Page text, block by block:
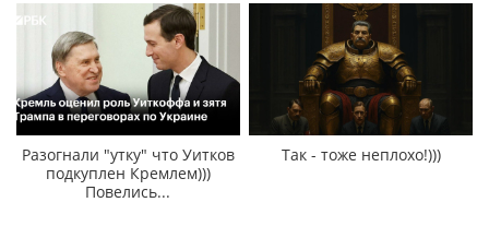
Разогнали "утку" что Уитков
подкуплен Кремлем)))
Повелись...
Так - тоже неплохо!)))